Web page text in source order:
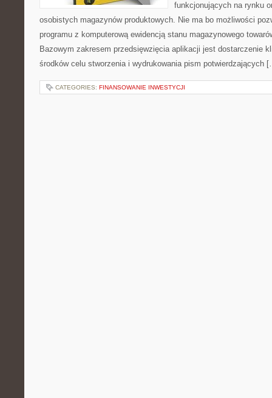
funkcjonujących na rynku
osobistych magazynów produktowych. Nie ma bo możliwości
programu z komputerową ewidencją stanu magazynowego
Bazowym zakresem przedsięwzięcia aplikacji jest dostarczenie
środków celu stworzenia i wydrukowania pism potwierdzających
CATEGORIES: FINANSOWANIE INWESTYCJI